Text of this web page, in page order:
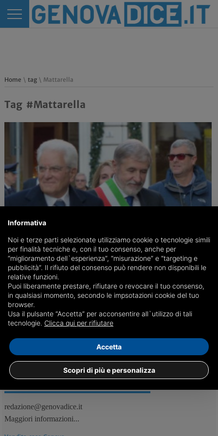
Home \ tag\ Mattarella
Tag #Mattarella
Il Presidente Mattarella a Genova per il Congresso
della ANM
Si è aperto al Teatro Carlo Felice il 34° congresso dell'Associazione
Nazionale Magistrati. Durerà tre giorni e porterà Genova sul
palcoscnico del dibattito politico sui temi della Giustizia
02/12 Genova, Cronaca
REDAZIONE
redazione@genovadice.it
Maggiori informazioni...
Feed RSS
Informativa
Noi e terze parti selezionate utilizziamo cookie o tecnologie simili
per finalità tecniche e, con il tuo consenso, anche per
“miglioramento dell`esperienza”, “misurazione” e “targeting e
pubblicità”. Il rifiuto del consenso può rendere non disponibili le
relative funzioni.
Puoi liberamente prestare, rifiutare o revocare il tuo consenso,
in qualsiasi momento, secondo le impsotazioni cookie del tuo
browser.
Usa il pulsante “Accetta” per acconsentire all`utilizzo di tali
tecnologie. Clicca qui per rifiutare
Scopri di più e personalizza
Accetta